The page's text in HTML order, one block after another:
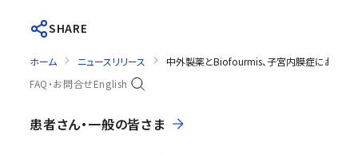
SHARE
ホーム ニュースリリース
中外製薬とBiofourmis、子宮内膜症における
FAQ・お問合せEnglish
患者さん・一般の皆さま